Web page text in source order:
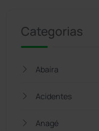
Categorias
Abaíra
Acidentes
Anagé